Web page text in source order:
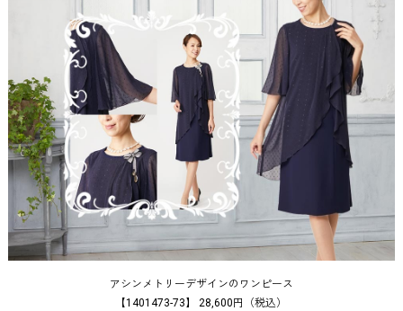
アシンメトリーデザインのワンピース
【1401473-73】 28,600円（税込）